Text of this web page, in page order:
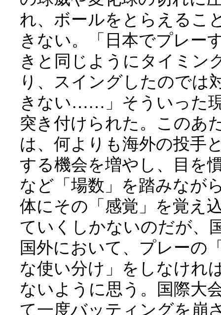
れ、ボールをとらえるこ
きない。「日本でプレー
きと同じようにタイミン
り、スイングしたのでは
きない……」そういった
突き付けられた。このあ
は、何よりも海外の投手
する機会を増やし、目を
など「場数」を踏みなが
体にその「感覚」を覚え
ていくしかないのだが、
国外において、プレーの
な使い分け」をしなけれ
ないように思う。国際大
て一度バッティングを崩